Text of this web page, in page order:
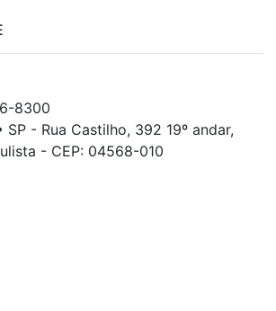
8300
SP - Rua Castilho, 392 19º andar,
- CEP: 04568-010